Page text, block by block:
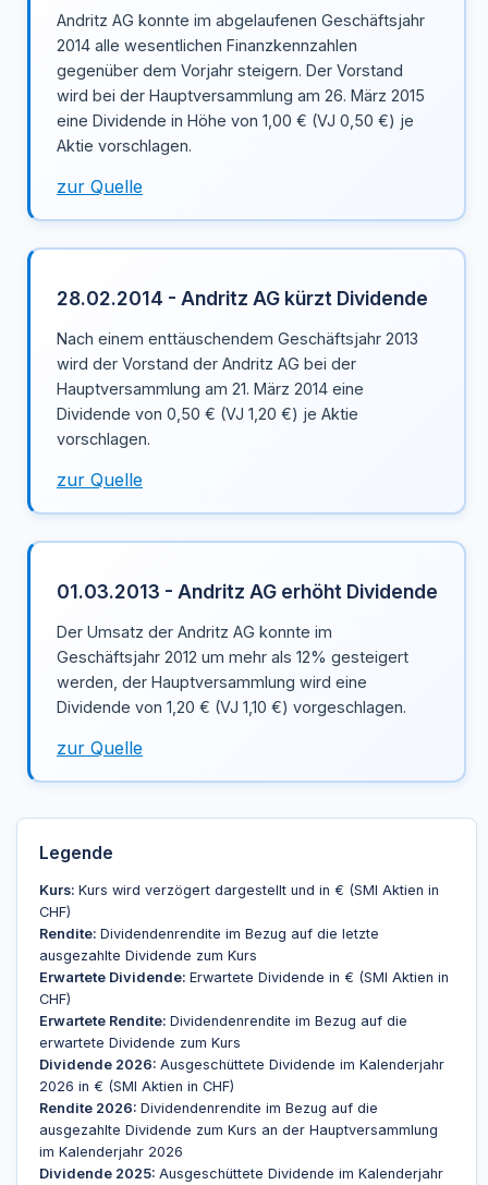
Andritz AG konnte im abgelaufenen Geschäftsjahr
2014 alle wesentlichen Finanzkennzahlen
gegenüber dem Vorjahr steigern. Der Vorstand
wird bei der Hauptversammlung am 26. März 2015
eine Dividende in Höhe von 1,00 € (VJ 0,50 €) je
Aktie vorschlagen.
zur Quelle
28.02.2014 - Andritz AG kürzt Dividende
Nach einem enttäuschendem Geschäftsjahr 2013
wird der Vorstand der Andritz AG bei der
Hauptversammlung am 21. März 2014 eine
Dividende von 0,50 € (VJ 1,20 €) je Aktie
vorschlagen.
zur Quelle
01.03.2013 - Andritz AG erhöht Dividende
Der Umsatz der Andritz AG konnte im
Geschäftsjahr 2012 um mehr als 12% gesteigert
werden, der Hauptversammlung wird eine
Dividende von 1,20 € (VJ 1,10 €) vorgeschlagen.
zur Quelle
Legende
Kurs: Kurs wird verzögert dargestellt und in € (SMI Aktien in
CHF)
Rendite: Dividendenrendite im Bezug auf die letzte
ausgezahlte Dividende zum Kurs
Erwartete Dividende: Erwartete Dividende in € (SMI Aktien in
CHF)
Erwartete Rendite: Dividendenrendite im Bezug auf die
erwartete Dividende zum Kurs
Dividende 2026: Ausgeschüttete Dividende im Kalenderjahr
2026 in € (SMI Aktien in CHF)
Rendite 2026: Dividendenrendite im Bezug auf die
ausgezahlte Dividende zum Kurs an der Hauptversammlung
im Kalenderjahr 2026
Dividende 2025: Ausgeschüttete Dividende im Kalenderjahr